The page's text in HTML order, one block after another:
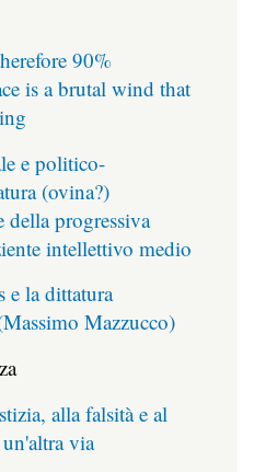
90%
is a brutal wind that
e politico-
(ovina?)
della progressiva
intellettivo medio
e la dittatura
Mazzucco)
alla falsità e al
via